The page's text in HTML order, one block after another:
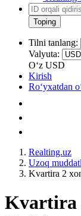
Toping
Tilni tanlang:
Valyuta:
Oʻz USD
Kirish
Roʻyxatdan
Realting.uz
Uzoq
Kvartira 2
Kvartira